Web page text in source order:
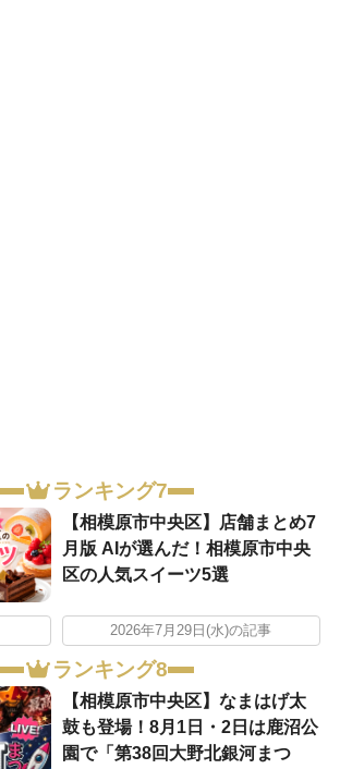
ランキング7
【相模原市中央区】店舗まとめ7
月版 AIが選んだ！相模原市中央
区の人気スイーツ5選
2026年7月29日(水)の記事
ランキング8
【相模原市中央区】なまはげ太
鼓も登場！8月1日・2日は鹿沼公
園で「第38回大野北銀河まつ